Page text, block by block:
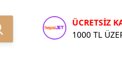
ÜCRETSİZ
1000 TL